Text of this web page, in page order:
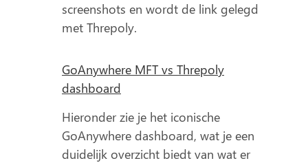
screenshots en wordt de link gelegd
met Threpoly.
GoAnywhere MFT vs Threpoly
dashboard
Hieronder zie je het iconische
GoAnywhere dashboard, wat je een
duidelijk overzicht biedt van wat er